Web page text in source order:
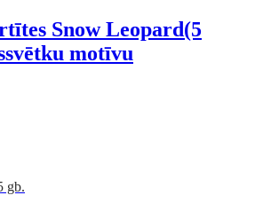
Snow Leopard(5
motīvu
gb.